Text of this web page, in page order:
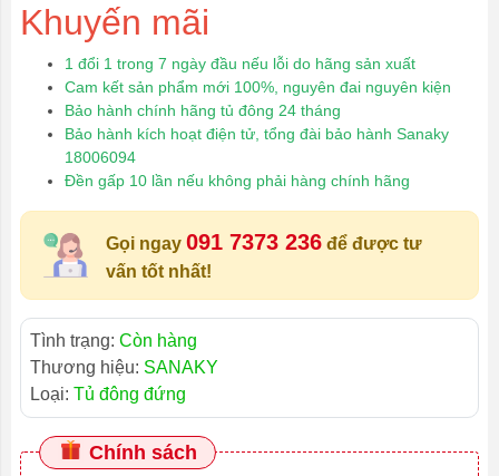
Khuyến mãi
1 đổi 1 trong 7 ngày đầu nếu lỗi do hãng sản xuất
Cam kết sản phẩm mới 100%, nguyên đai nguyên kiện
Bảo hành chính hãng tủ đông 24 tháng
Bảo hành kích hoạt điện tử, tổng đài bảo hành Sanaky
18006094
Đền gấp 10 lần nếu không phải hàng chính hãng
Gọi ngay 091 7373 236 để được tư
vấn tốt nhất!
Tình trạng: Còn hàng
Thương hiệu: SANAKY
Loại: Tủ đông đứng
Chính sách